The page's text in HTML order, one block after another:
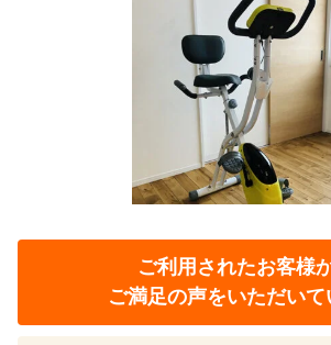
ご利用されたお客様
ご満足の声をいただいて